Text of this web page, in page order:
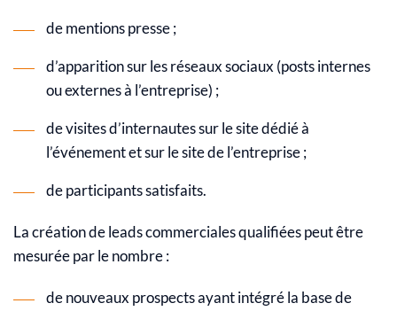
de mentions presse ;
d’apparition sur les réseaux sociaux (posts internes
ou externes à l’entreprise) ;
de visites d’internautes sur le site dédié à
l’événement et sur le site de l’entreprise ;
de participants satisfaits.
La création de leads commerciales qualifiées peut être
mesurée par le nombre :
de nouveaux prospects ayant intégré la base de